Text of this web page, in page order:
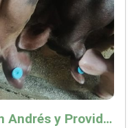
La OMSA reconoció a San Andrés y Providencia como zona libre de Peste Porcina Clásica (PPC)